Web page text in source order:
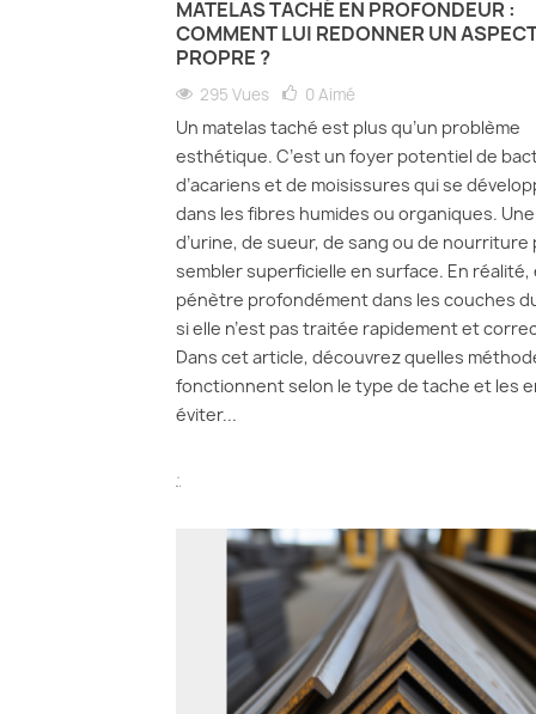
MATELAS TACHÉ EN PROFONDEUR :
COMMENT LUI REDONNER UN
PROPRE ?
295 Vues 0 Aimé
Un matelas taché est plus qu’un problème
esthétique. C’est un foyer potentiel de
d’acariens et de moisissures qui se
dans les fibres humides ou organiques.
d’urine, de sueur, de sang ou de nourriture
sembler superficielle en surface. En réalité,
pénètre profondément dans les couches
si elle n’est pas traitée rapidement et
Dans cet article, découvrez quelles
fonctionnent selon le type de tache et les
éviter...
.